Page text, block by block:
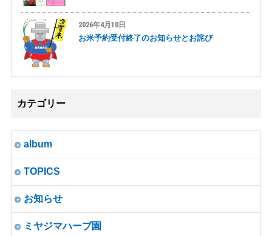
2026年4月10日
お米予約受付終了のお知らせとお詫び
カテゴリー
album
TOPICS
お知らせ
ミヤジマハーブ園